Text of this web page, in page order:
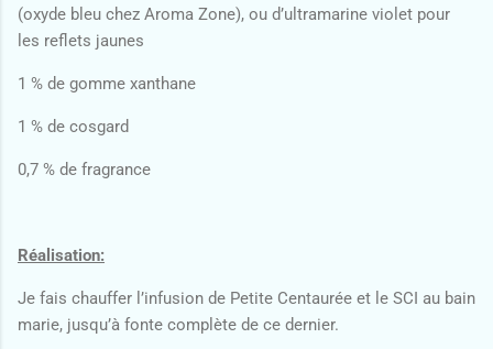
(oxyde bleu chez Aroma Zone), ou d’ultramarine violet pour
les reflets jaunes
1 % de gomme xanthane
1 % de cosgard
0,7 % de fragrance
Réalisation:
Je fais chauffer l’infusion de Petite Centaurée et le SCI au bain
marie, jusqu’à fonte complète de ce dernier.